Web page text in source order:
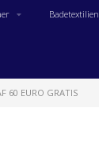
Badetextilien
60 EURO GRATIS